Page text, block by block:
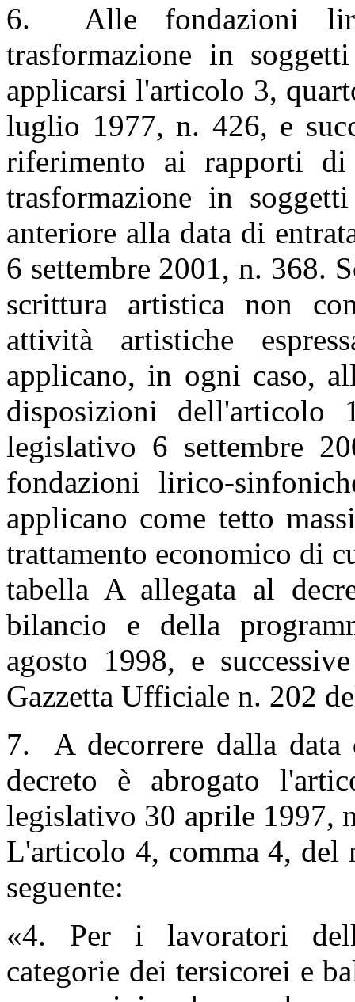
6. Alle fondazioni
trasformazione in
applicarsi l'articolo 3,
luglio 1977, n. 426, e
riferimento ai rapporti
trasformazione in
anteriore alla data di
6 settembre 2001, n. 368.
scrittura artistica non
attività artistiche
applicano, in ogni caso,
disposizioni
legislativo 6 settembre
fondazioni lirico-
applicano come tetto
trattamento economico di
tabella A allegata al
bilancio e della
agosto 1998, e
Gazzetta Ufficiale n. 202
7. A decorrere dalla data
decreto è abrogato
legislativo 30 aprile 1997,
L'articolo 4, comma 4, del
seguente:
«4. Per i lavoratori
categorie dei tersicorei e